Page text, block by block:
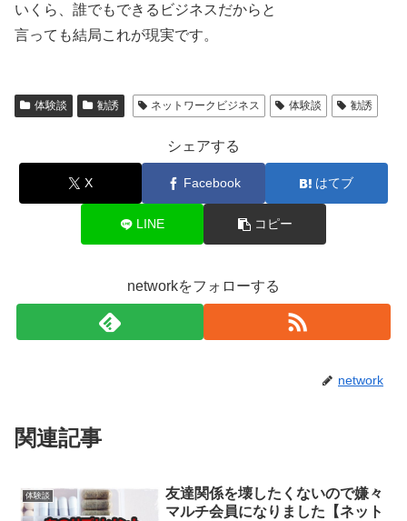
いくら、誰でもできるビジネスだからと
言っても結局これが現実です。
体験談 勧誘 ネットワークビジネス 体験談 勧誘
シェアする
X Facebook はてブ
LINE コピー
networkをフォローする
network
関連記事
体験談
友達関係を壊したくないので嫌々
マルチ会員になりました【ネット